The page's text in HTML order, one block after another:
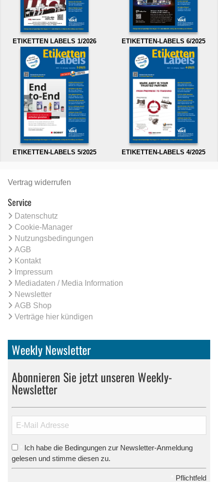
ETIKETTEN LABELS 1/2026 ETIKETTEN-LABELS 6/2025
ETIKETTEN-LABELS 5/2025 ETIKETTEN-LABELS 4/2025
Vertrag widerrufen
Service
Datenschutz
Cookie-Manager
Nutzungsbedingungen
AGB
Kontakt
Impressum
Mediadaten / Media Information
Newsletter
AGB Shop
Verträge hier kündigen
Weekly Newsletter
Abonnieren Sie jetzt unseren Weekly-
Newsletter
Ich habe die Bedingungen zur Newsletter-Anmeldung
gelesen und stimme diesen zu.
Pflichtfeld